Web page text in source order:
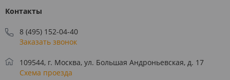
Контакты
8 (495) 152-04-40
Заказать звонок
109544, г. Москва, ул. Большая Андроньевская, д. 17
Схема проезда